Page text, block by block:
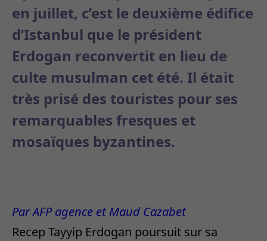
en juillet, c’est le deuxième édifice
d’Istanbul que le président
Erdogan reconvertit en lieu de
culte musulman cet été. Il était
très prisé des touristes pour ses
remarquables fresques et
mosaïques byzantines.
Par AFP agence et Maud Cazabet
Recep Tayyip Erdogan poursuit sur sa